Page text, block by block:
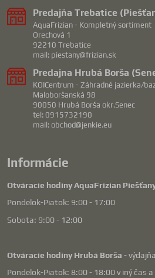
Predajňa Trebatice
AquaFrizian - Kompletný sortiment
Orechová 1
92210 Trebatice
mail: piestany@frizian.sk
Predajna Hrubá Borša
KOICentrum - Záhradné jazierka/
Maloboršanská 98
90050 Hrubá Borša okr.Senec
tel: 0915732190
mail: obchod@jenkie.eu
Informácie
Otváracie hodiny AquaFrizian
Pondelok-Piatok: 9:00 - 17:00
Sobota: 9:00 - 12:00
Otváracie hodiny Hrubá Borša -
Pondelok-Piatok: 8:00 - 18:00 v iný čas